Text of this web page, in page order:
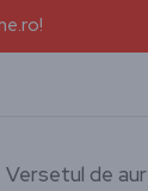
Versetul de aur